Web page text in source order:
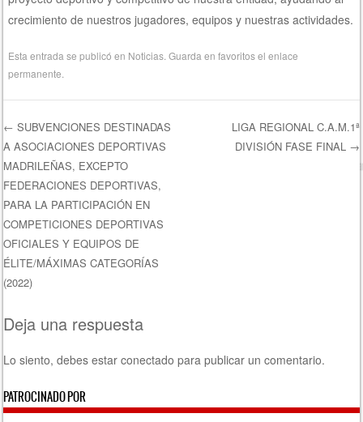
crecimiento de nuestros jugadores, equipos y nuestras actividades.
Esta entrada se publicó en Noticias . Guarda en favoritos elenlace
permanente
Navegación de entradas
← SUBVENCIONES DESTINADAS
A ASOCIACIONES DEPORTIVAS
MADRILEÑAS, EXCEPTO
FEDERACIONES DEPORTIVAS,
PARA LA PARTICIPACIÓN EN
COMPETICIONES DEPORTIVAS
OFICIALES Y EQUIPOS DE
ÉLITE/MÁXIMAS CATEGORÍAS
(2022)
LIGA REGIONAL C.A.M.1ª
DIVISIÓN FASE FINAL →
Deja una respuesta
Lo siento, debes estarconectado para publicar un comentario.
PATROCINADO POR